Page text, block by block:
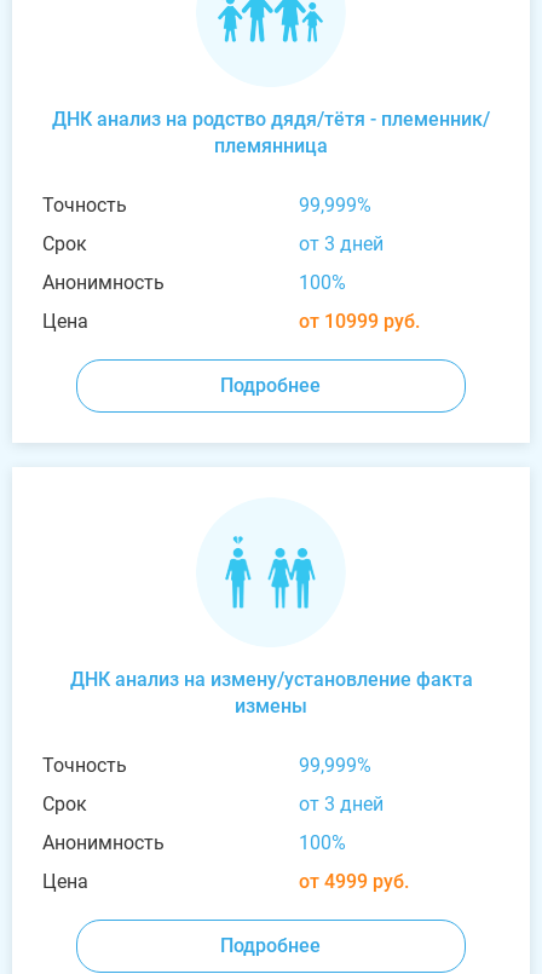
ДНК анализ на родство дядя/тётя - племенник/
племянница
Точность
99,999%
Срок
от 3 дней
Анонимность
100%
Цена
от 10999 руб.
Подробнее
ДНК анализ на измену/установление факта
измены
Точность
99,999%
Срок
от 3 дней
Анонимность
100%
Цена
от 4999 руб.
Подробнее